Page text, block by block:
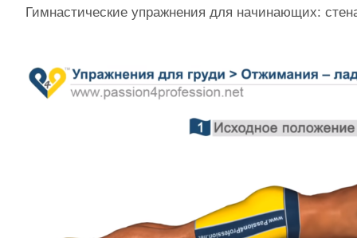
Гимнастические упражнения для начинающих: